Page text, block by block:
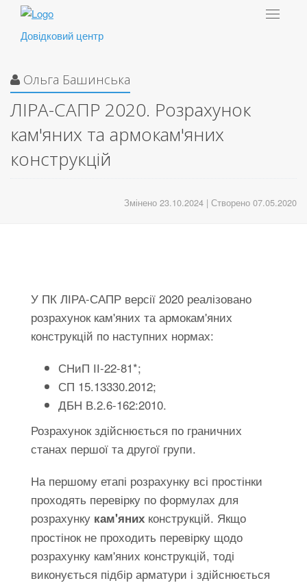
Toggle
Довідковий центр
Ольга Башинська
ЛІРА-САПР 2020. Розрахунок
кам'яних та армокам'яних
конструкцій
Змінено 23.10.2024 | Створено 07.05.2020
У ПК ЛІРА-САПР версії 2020 реалізовано
розрахунок кам'яних та армокам'яних
конструкцій по наступних нормах:
СНиП ІІ-22-81*;
СП 15.13330.2012;
ДБН В.2.6-162:2010.
Розрахунок здійснюється по граничних
станах першої та другої групи.
На першому етапі розрахунку всі простінки
проходять перевірку по формулах для
розрахунку кам'яних конструкцій. Якщо
простінок не проходить перевірку щодо
розрахунку кам'яних конструкцій, тоді
виконується підбір арматури і здійснюється